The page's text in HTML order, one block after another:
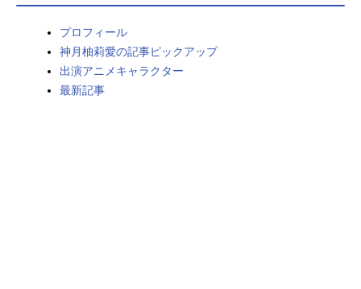
男性声優/女性声優一覧
プロフィール
神月柚莉愛の記事ピックアップ
出演アニメキャラクター
最新記事